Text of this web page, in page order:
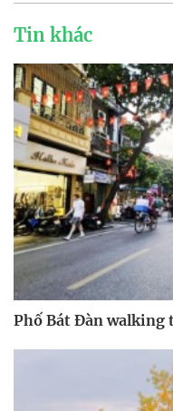
Tin khác
Phố Bát Đàn walking